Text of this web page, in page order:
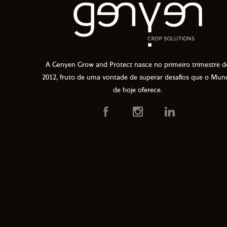
A Genyen Grow and Protect nasce no primeiro trimestre
2012, fruto de uma vontade de superar desafios que o
de hoje oferece.